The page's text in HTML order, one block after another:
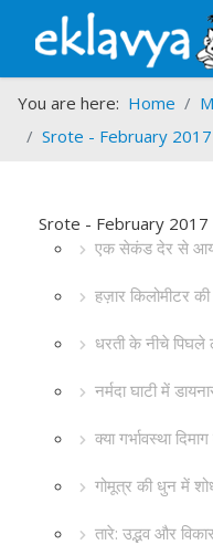
You are here: Home
Srote - February 2017
Srote - February 2017
एक सेकंड देर से
हज़ार किलोमीटर
धरती के नीचे पिघले
नर्मदा घाटी में
क्या गर्भावस्था
गोमूत्र की धुन में
तारे: उद्भव और